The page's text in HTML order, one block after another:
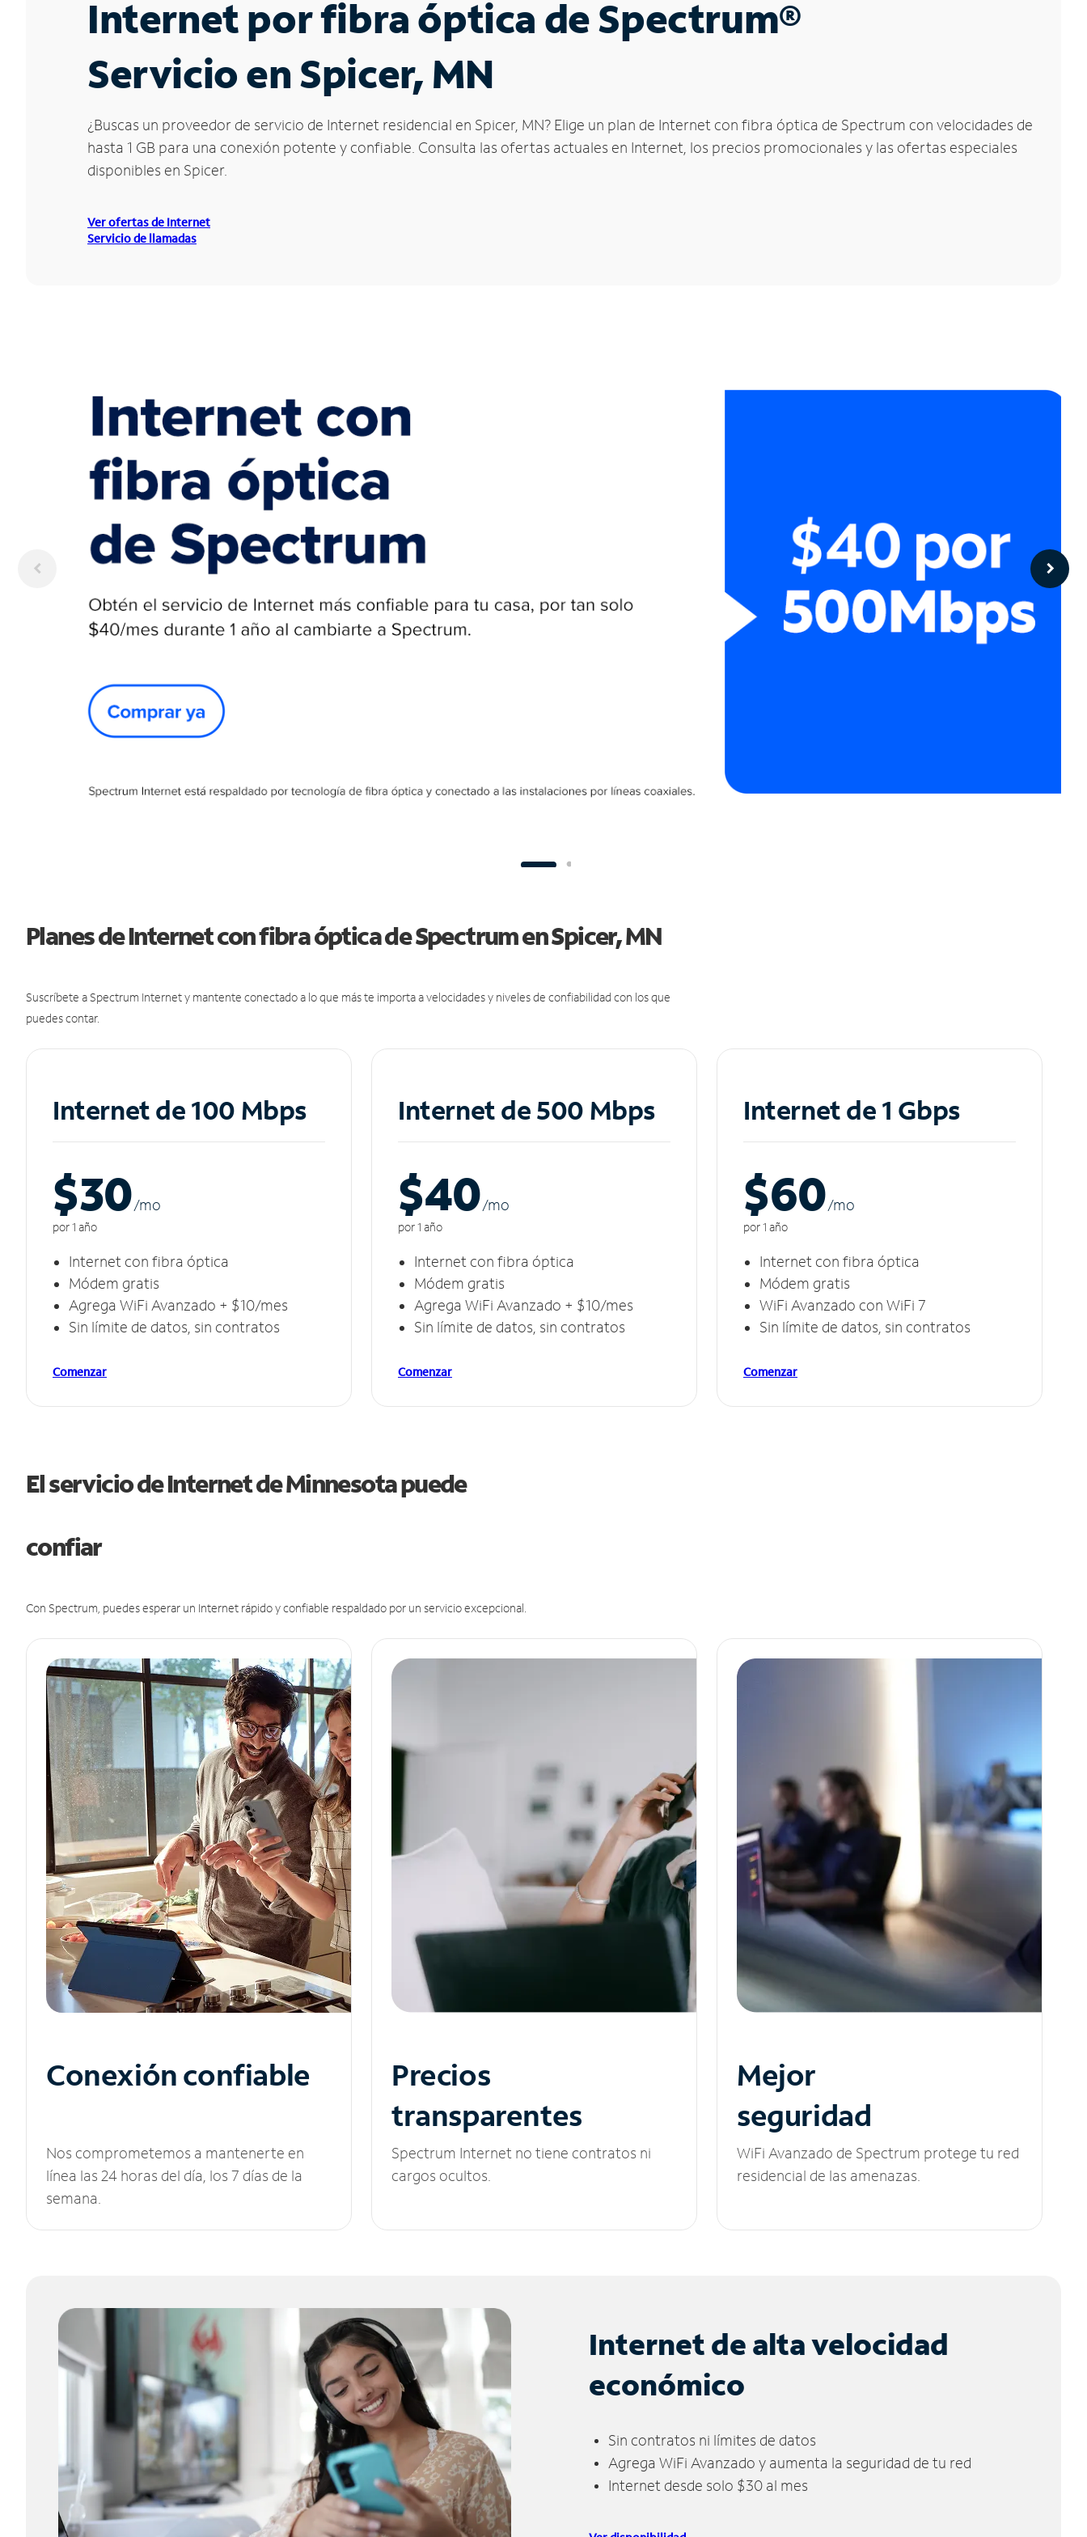
Internet por fibra óptica de Spectrum®
Servicio en Spicer, MN
¿Buscas un proveedor de servicio de Internet residencial en Spicer, MN? Elige un plan de Internet con fibra óptica de Spectrum con velocidades de
hasta 1 GB para una conexión potente y confiable. Consulta las ofertas actuales en Internet, los precios promocionales y las ofertas especiales
disponibles en Spicer.
Ver ofertas de Internet
Servicio de llamadas
Planes de Internet con fibra óptica de Spectrum en Spicer, MN
Suscríbete a Spectrum Internet y mantente conectado a lo que más te importa a velocidades y niveles de confiabilidad con los que
puedes contar.
Internet de 100 Mbps
$30/mo
por 1 año
Internet con fibra óptica
Módem gratis
Agrega WiFi Avanzado + $10/mes
Sin límite de datos, sin contratos
Comenzar
Internet de 500 Mbps
$40/mo
por 1 año
Internet con fibra óptica
Módem gratis
Agrega WiFi Avanzado + $10/mes
Sin límite de datos, sin contratos
Comenzar
Internet de 1 Gbps
$60/mo
por 1 año
Internet con fibra óptica
Módem gratis
WiFi Avanzado con WiFi 7
Sin límite de datos, sin contratos
Comenzar
El servicio de Internet de Minnesota puede
confiar
Con Spectrum, puedes esperar un Internet rápido y confiable respaldado por un servicio excepcional.
Conexión confiable
Nos comprometemos a mantenerte en
línea las 24 horas del día, los 7 días de la
semana.
Precios
transparentes
Spectrum Internet no tiene contratos ni
cargos ocultos.
Mejor
seguridad
WiFi Avanzado de Spectrum protege tu red
residencial de las amenazas.
Internet de alta velocidad
económico
Sin contratos ni límites de datos
Agrega WiFi Avanzado y aumenta la seguridad de tu red
Internet desde solo $30 al mes